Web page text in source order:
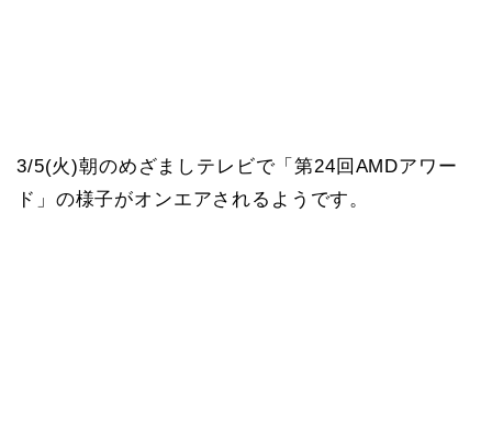
3/5(火)朝のめざましテレビで「第24回AMDアワー
ド」の様子がオンエアされるようです。